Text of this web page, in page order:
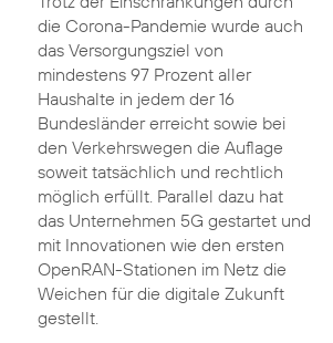
die Corona-Pandemie wurde auch
das Versorgungsziel von
mindestens 97 Prozent aller
Haushalte in jedem der 16
Bundesländer erreicht sowie bei
den Verkehrswegen die Auflage
soweit tatsächlich und rechtlich
möglich erfüllt. Parallel dazu hat
das Unternehmen 5G gestartet und
mit Innovationen wie den ersten
OpenRAN-Stationen im Netz die
Weichen für die digitale Zukunft
gestellt.